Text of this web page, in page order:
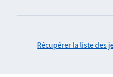
Récupérer la liste des